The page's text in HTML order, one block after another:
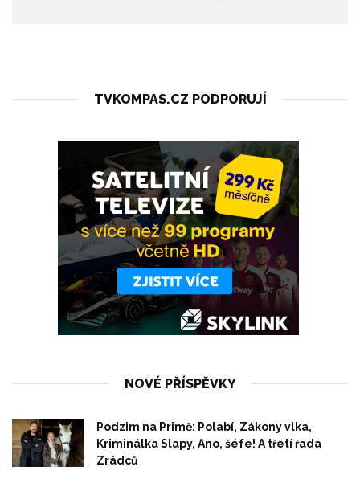
TVKOMPAS.CZ PODPORUJÍ
NOVÉ PŘÍSPĚVKY
Podzim na Primě: Polabí, Zákony vlka,
Kriminálka Slapy, Ano, šéfe! A třetí řada
Zrádců